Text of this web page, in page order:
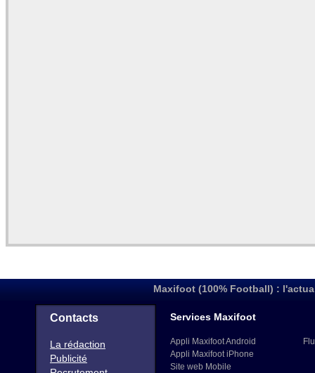
Maxifoot (100% Football) :
Contacts
La rédaction
Publicité
Services Maxifoot
Appli Maxifoot Android
Appli Maxifoot iPhone
Site web Mobile